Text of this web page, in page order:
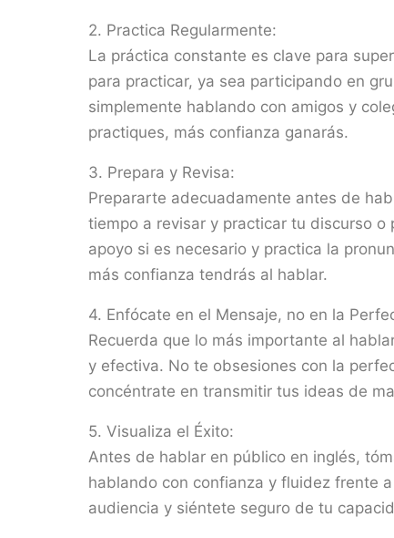
2. Practica Regularmente:
La práctica constante es clave para
para practicar, ya sea participando en
simplemente hablando con amigos y
practiques, más confianza ganarás.
3. Prepara y Revisa:
Prepararte adecuadamente antes de
tiempo a revisar y practicar tu discurso
apoyo si es necesario y practica la
más confianza tendrás al hablar.
4. Enfócate en el Mensaje, no en la
Recuerda que lo más importante al
y efectiva. No te obsesiones con la
concéntrate en transmitir tus ideas de
5. Visualiza el Éxito:
Antes de hablar en público en inglés,
hablando con confianza y fluidez frente
audiencia y siéntete seguro de tu